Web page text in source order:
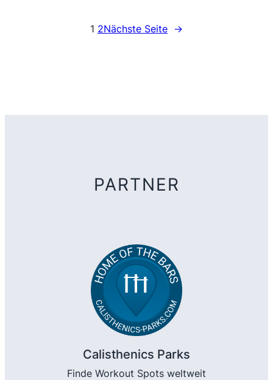
1 2Nächste Seite →
PARTNER
Calisthenics Parks
Finde Workout Spots weltweit